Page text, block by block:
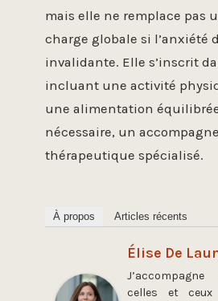
mais elle ne remplace pas
charge globale si l’anxiété
invalidante. Elle s’inscrit
incluant une activité
une alimentation
nécessaire, un
thérapeutique spécialisé.
À propos Articles récents
Élise De
celles et ceux